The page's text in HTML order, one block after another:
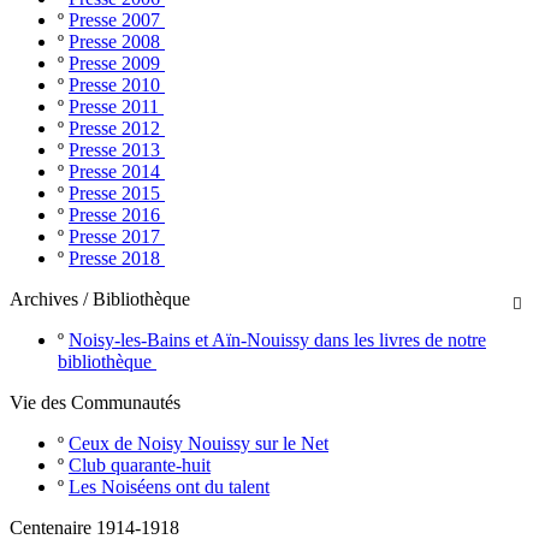
º Presse 2007
º Presse 2008
º Presse 2009
º Presse 2010
º Presse 2011
º Presse 2012
º Presse 2013
º Presse 2014
º Presse 2015
º Presse 2016
º Presse 2017
º Presse 2018

Archives / Bibliothèque
º Noisy-les-Bains et Aïn-Nouissy dans les livres de notre
bibliothèque
Vie des Communautés
º Ceux de Noisy Nouissy sur le Net
º Club quarante-huit
º Les Noiséens ont du talent
Centenaire 1914-1918